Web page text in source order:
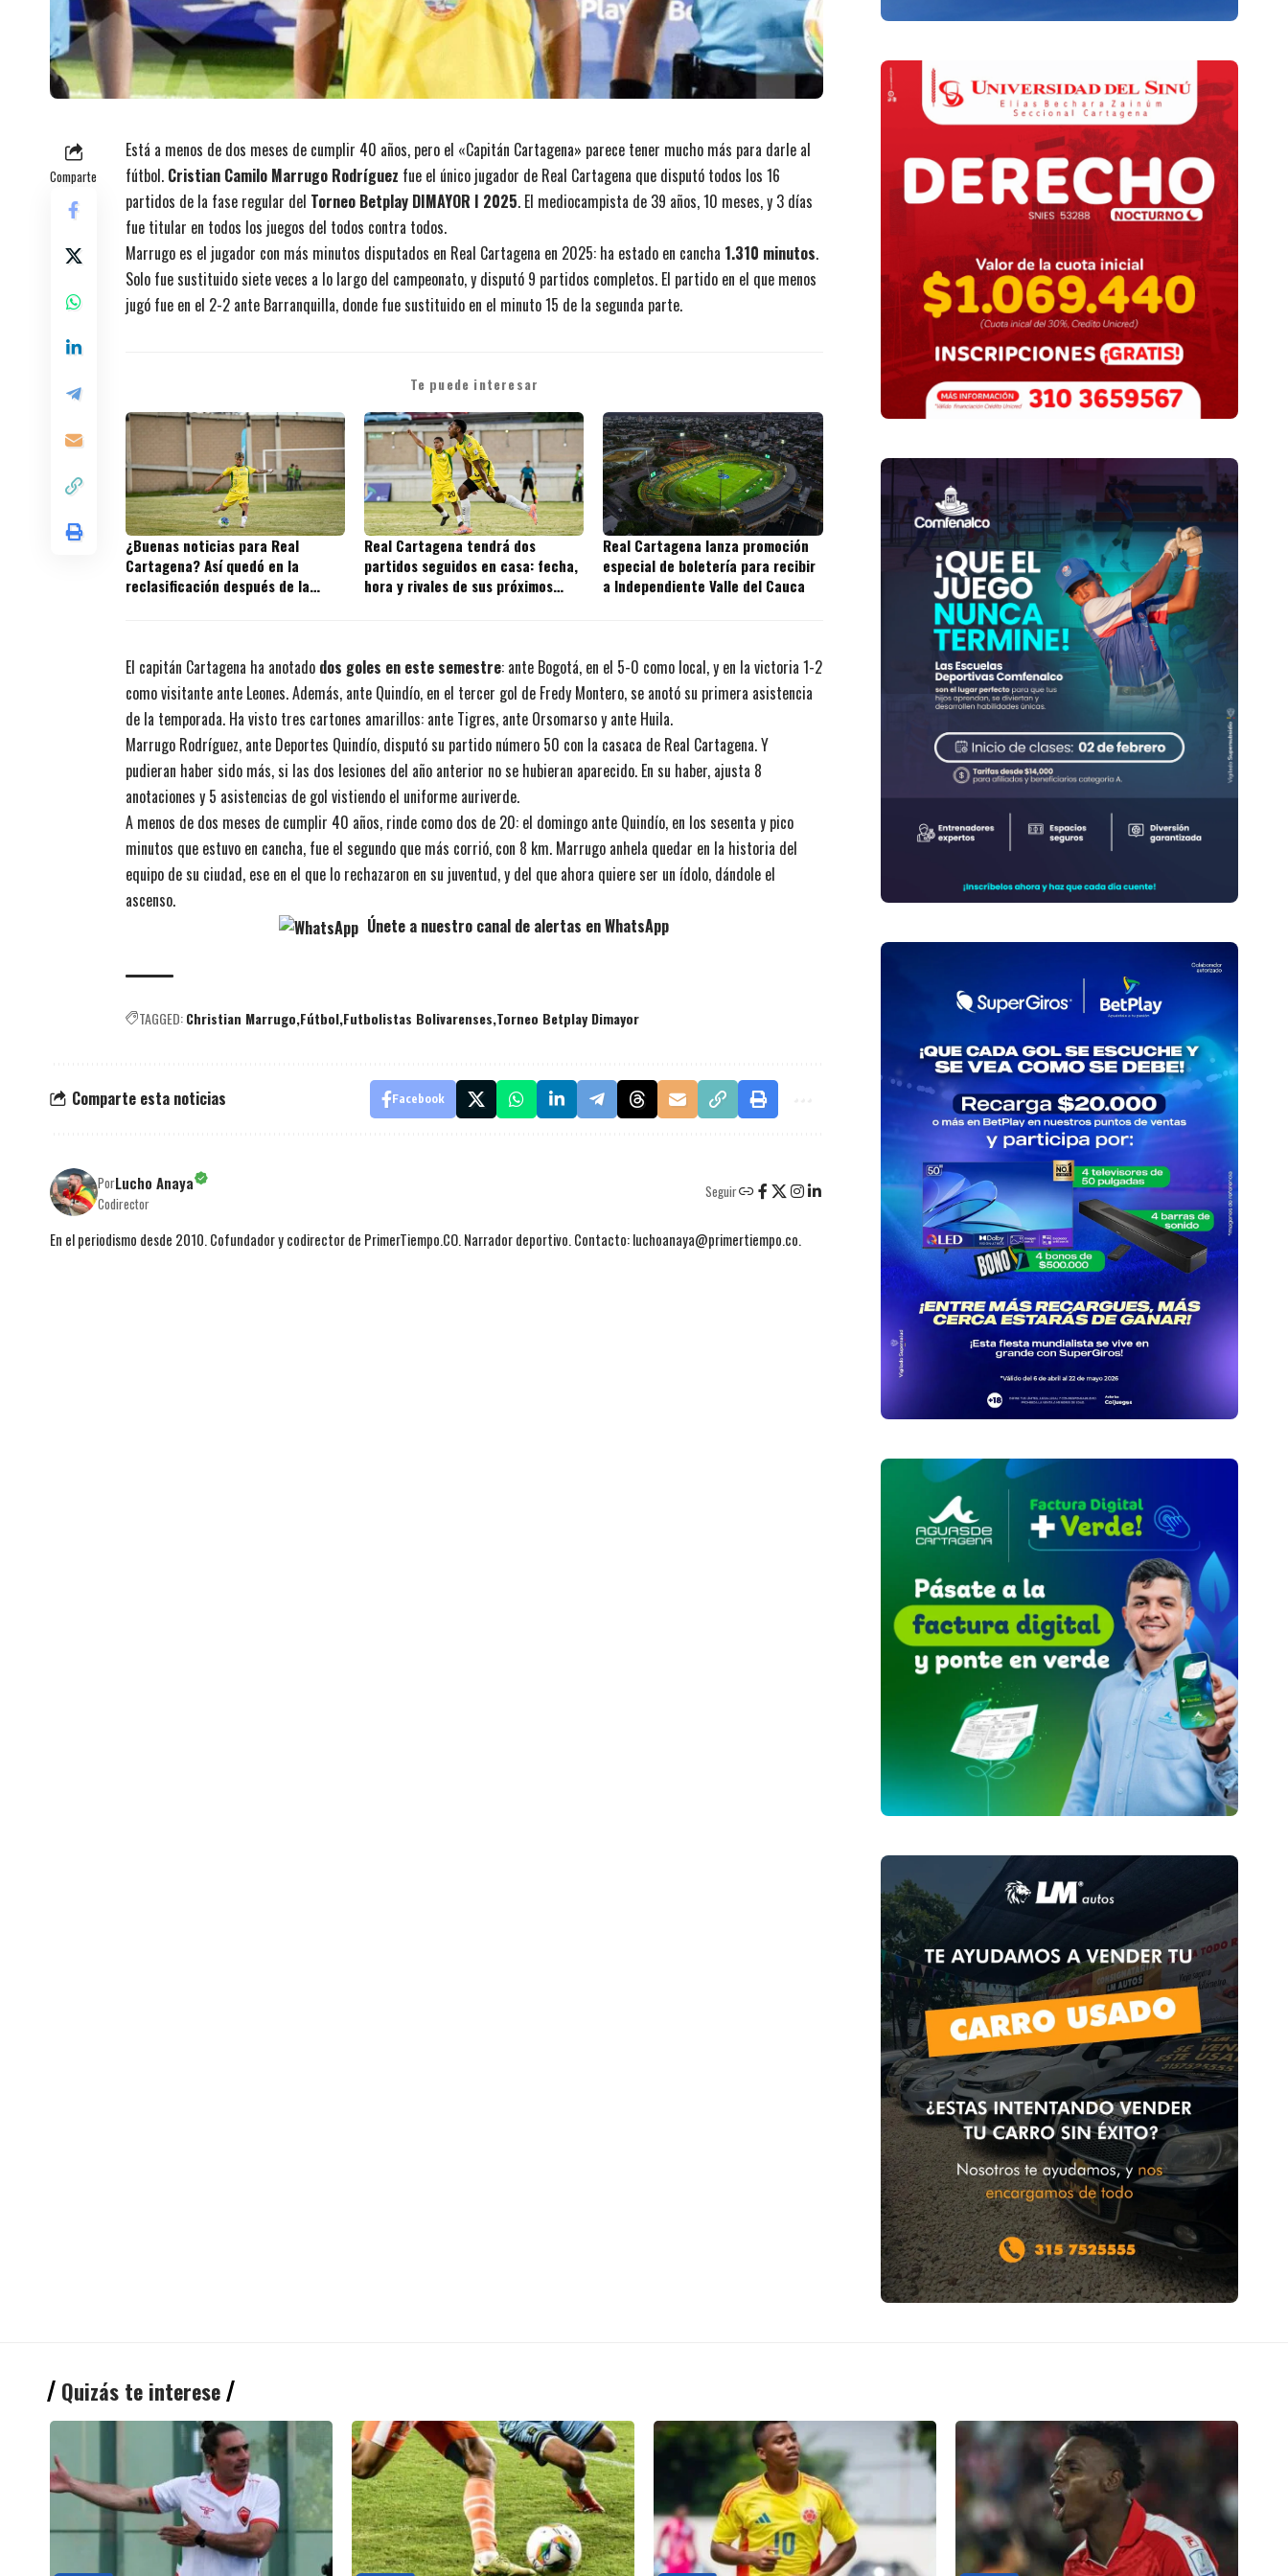
Comparte
Está a menos de dos meses de cumplir 40 años, pero el «Capitán Cartagena» parece tener mucho más para darle al
fútbol. Cristian Camilo Marrugo Rodríguez fue el único jugador de Real Cartagena que disputó todos los 16
partidos de la fase regular del Torneo Betplay DIMAYOR I 2025. El mediocampista de 39 años, 10 meses, y 3 días
fue titular en todos los juegos del todos contra todos.
Marrugo es el jugador con más minutos disputados en Real Cartagena en 2025: ha estado en cancha 1.310 minutos.
Solo fue sustituido siete veces a lo largo del campeonato, y disputó 9 partidos completos. El partido en el que menos
jugó fue en el 2-2 ante Barranquilla, donde fue sustituido en el minuto 15 de la segunda parte.
Te puede interesar
¿Buenas noticias para Real
Cartagena? Así quedó en la
reclasificación después de la
Real Cartagena tendrá dos
partidos seguidos en casa: fecha,
hora y rivales de sus próximos
Real Cartagena lanza promoción
especial de boletería para recibir
a Independiente Valle del Cauca
El capitán Cartagena ha anotado dos goles en este semestre: ante Bogotá, en el 5-0 como local, y en la victoria 1-2
como visitante ante Leones. Además, ante Quindío, en el tercer gol de Fredy Montero, se anotó su primera asistencia
de la temporada. Ha visto tres cartones amarillos: ante Tigres, ante Orsomarso y ante Huila.
Marrugo Rodríguez, ante Deportes Quindío, disputó su partido número 50 con la casaca de Real Cartagena. Y
pudieran haber sido más, si las dos lesiones del año anterior no se hubieran aparecido. En su haber, ajusta 8
anotaciones y 5 asistencias de gol vistiendo el uniforme auriverde.
A menos de dos meses de cumplir 40 años, rinde como dos de 20: el domingo ante Quindío, en los sesenta y pico
minutos que estuvo en cancha, fue el segundo que más corrió, con 8 km. Marrugo anhela quedar en la historia del
equipo de su ciudad, ese en el que lo rechazaron en su juventud, y del que ahora quiere ser un ídolo, dándole el
ascenso.
Únete a nuestro canal de alertas en WhatsApp
TAGGED:Christian Marrugo Fútbol Futbolistas Bolivarenses Torneo Betplay Dimayor
Comparte esta noticias Facebook
PorLucho Anaya
Codirector
Seguir
En el periodismo desde 2010. Cofundador y codirector de PrimerTiempo.CO. Narrador deportivo. Contacto: luchoanaya@primertiempo.co.
Quizás te interese